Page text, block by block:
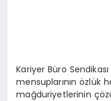
Kariyer Büro
mensuplarının özlük
mağduriyetlerinin